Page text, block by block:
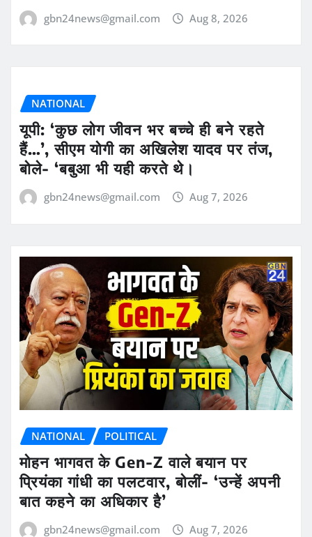
gbn24news@gmail.com Aug 8, 2026
NATIONAL
यूपी: ‘कुछ लोग जीवन भर बच्चे ही बने रहते
हैं…’, सीएम योगी का अखिलेश यादव पर तंज,
बोले- ‘बबुआ भी यही करते थे।
gbn24news@gmail.com Aug 7, 2026
NATIONAL POLITICAL
मोहन भागवत के Gen-Z वाले बयान पर
प्रियंका गांधी का पलटवार, बोलीं- ‘उन्हें अपनी
बात कहने का अधिकार है’
gbn24news@gmail.com Aug 7, 2026